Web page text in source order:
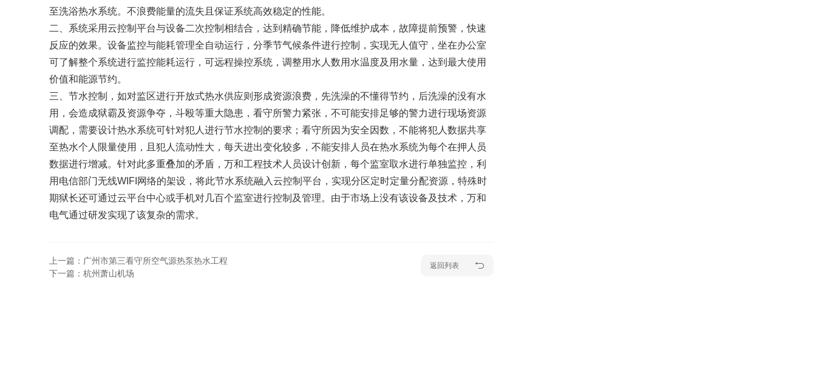
至洗浴热水系统。不浪费能量的流失且保证系统高效稳定的性能。
二、系统采用云控制平台与设备二次控制相结合，达到精确节能，降低维护成本，故障提前预警，快速
反应的效果。设备监控与能耗管理全自动运行，分季节气候条件进行控制，实现无人值守，坐在办公室
可了解整个系统进行监控能耗运行，可远程操控系统，调整用水人数用水温度及用水量，达到最大使用
价值和能源节约。
三、节水控制，如对监区进行开放式热水供应则形成资源浪费，先洗澡的不懂得节约，后洗澡的没有水
用，会造成狱霸及资源争夺，斗殴等重大隐患，看守所警力紧张，不可能安排足够的警力进行现场资源
调配，需要设计热水系统可针对犯人进行节水控制的要求；看守所因为安全因数，不能将犯人数据共享
至热水个人限量使用，且犯人流动性大，每天进出变化较多，不能安排人员在热水系统为每个在押人员
数据进行增减。针对此多重叠加的矛盾，万和工程技术人员设计创新，每个监室取水进行单独监控，利
用电信部门无线WIFI网络的架设，将此节水系统融入云控制平台，实现分区定时定量分配资源，特殊时
期狱长还可通过云平台中心或手机对几百个监室进行控制及管理。由于市场上没有该设备及技术，万和
电气通过研发实现了该复杂的需求。
上一篇：广州市第三看守所空气源热泵热水工程
下一篇：杭州萧山机场
返回列表